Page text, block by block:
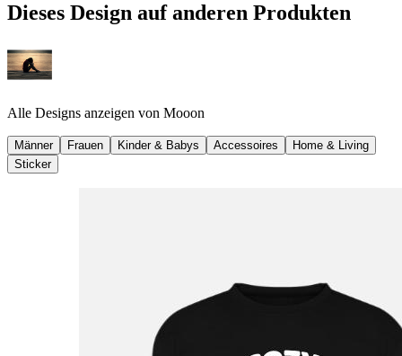
Dieses Design auf anderen Produkten
Alle Designs anzeigen von Mooon
Männer Frauen Kinder & Babys Accessoires
Home & Living
Sticker